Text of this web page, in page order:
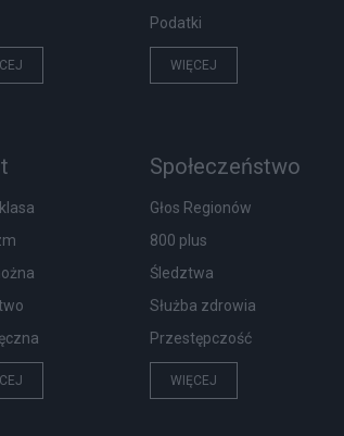
Podatki
WIĘCEJ
Społeczeństwo
Głos Regionów
800 plus
Śledztwa
Służba zdrowia
Przestępczość
WIĘCEJ